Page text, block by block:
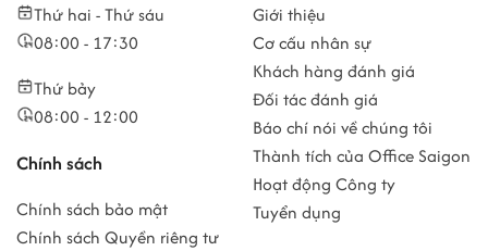
Thứ hai - Thứ sáu
08:00 - 17:30
Thứ bảy
08:00 - 12:00
Chính sách
Chính sách bảo mật
Chính sách Quyền riêng tư
Giới thiệu
Cơ cấu nhân sự
Khách hàng đánh giá
Đối tác đánh giá
Báo chí nói về chúng tôi
Thành tích của Office Saigon
Hoạt động Công ty
Tuyển dụng